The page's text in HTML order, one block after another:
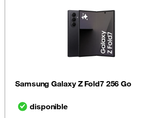
Samsung Galaxy Z Fold7 256 Go
disponible